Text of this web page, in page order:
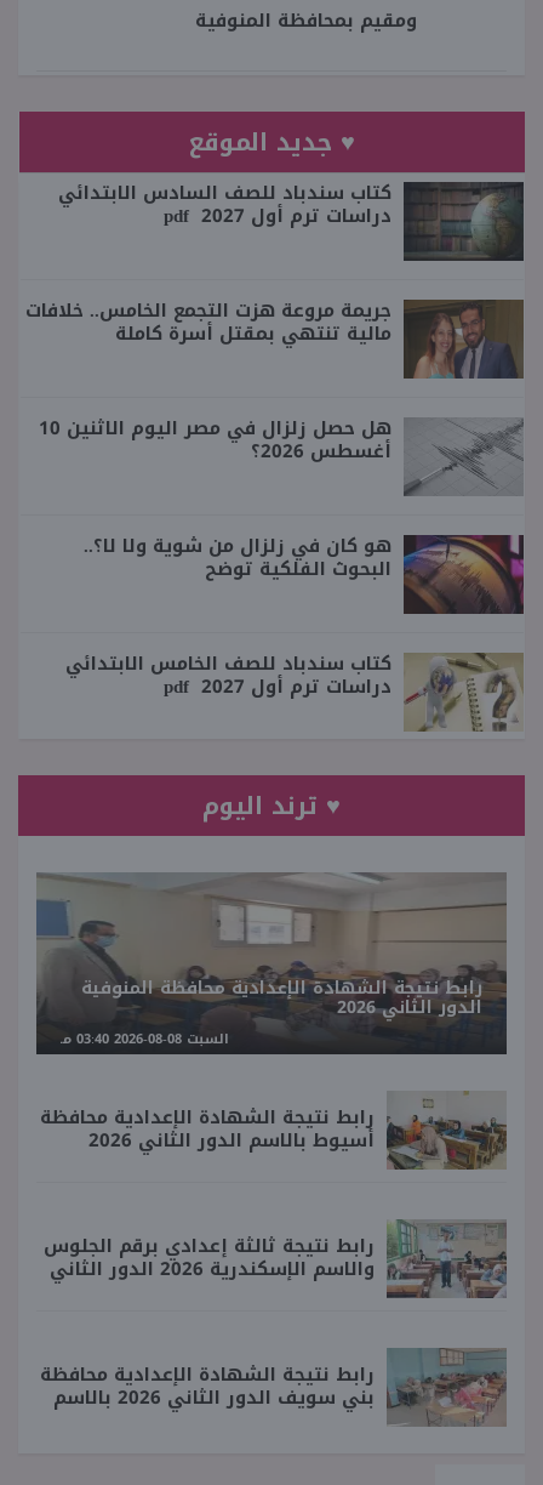
ومقيم بمحافظة المنوفية
♥ جديد الموقع
كتاب سندباد للصف السادس الابتدائي
دراسات ترم أول 2027 pdf
جريمة مروعة هزت التجمع الخامس.. خلافات
مالية تنتهي بمقتل أسرة كاملة
هل حصل زلزال في مصر اليوم الاثنين 10
أغسطس 2026؟
هو كان في زلزال من شوية ولا لا؟..
البحوث الفلكية توضح
كتاب سندباد للصف الخامس الابتدائي
دراسات ترم أول 2027 pdf
♥ ترند اليوم
رابط نتيجة الشهادة الإعدادية محافظة المنوفية
الدور الثاني 2026
السبت 08-08-2026 03:40 مـ
رابط نتيجة الشهادة الإعدادية محافظة
أسيوط بالاسم الدور الثاني 2026
رابط نتيجة ثالثة إعدادي برقم الجلوس
والاسم الإسكندرية 2026 الدور الثاني
رابط نتيجة الشهادة الإعدادية محافظة
بني سويف الدور الثاني 2026 بالاسم